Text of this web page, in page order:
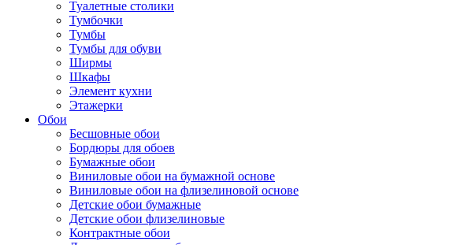
Туалетные столики
Тумбочки
Тумбы
Тумбы для обуви
Ширмы
Шкафы
Элемент кухни
Этажерки
Обои
Бесшовные обои
Бордюры для обоев
Бумажные обои
Виниловые обои на бумажной основе
Виниловые обои на флизелиновой основе
Детские обои бумажные
Детские обои флизелиновые
Контрактные обои